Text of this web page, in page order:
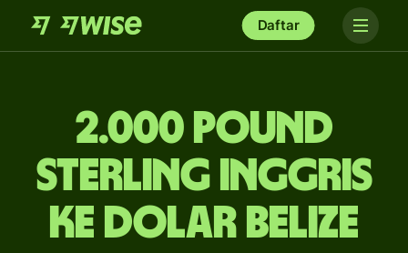
Daftar
2.000 pound
sterling Inggris
ke dolar Belize